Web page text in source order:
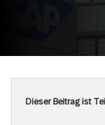
Dieser Beitrag ist